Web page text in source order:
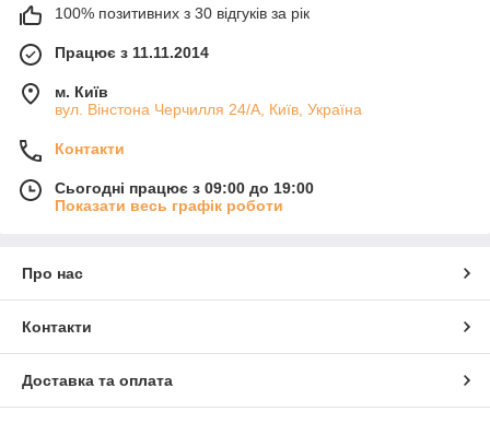
100% позитивних з 30 відгуків за рік
Працює з 11.11.2014
м. Київ
вул. Вінстона Черчилля 24/А, Київ, Україна
Контакти
Сьогодні працює з 09:00 до 19:00
Показати весь графік роботи
Про нас
Контакти
Доставка та оплата